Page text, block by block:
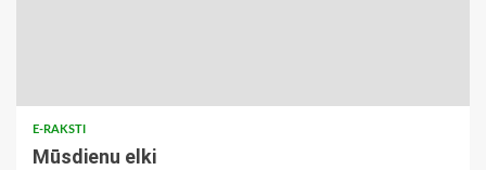
E-RAKSTI
Mūsdienu elki